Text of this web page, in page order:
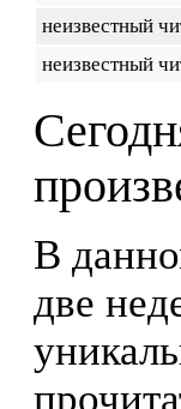
неизвестный
неизвестный
В
две